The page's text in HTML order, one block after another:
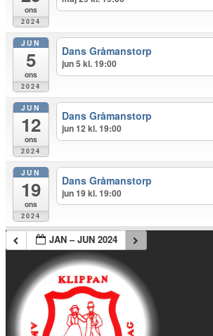
ons
2024
JUN
5
ons
2024
Dans Gråmanstorp
jun 5 kl. 19:00
JUN
12
ons
2024
Dans Gråmanstorp
jun 12 kl. 19:00
JUN
19
ons
2024
Dans Gråmanstorp
jun 19 kl. 19:00
JAN – JUN 2024